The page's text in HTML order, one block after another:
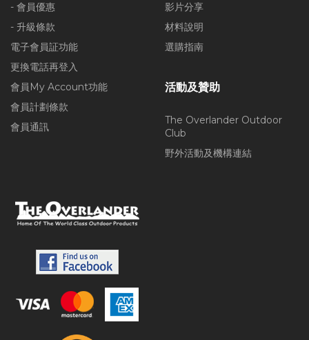
- 會員優惠
- 升級條款
電子會員証功能
更換電話再登入
會員My Account功能
會員計劃條款
會員通訊
影片分享
材料說明
選購指南
活動及贊助
The Overlander Outdoor
Club
野外活動及機構連結